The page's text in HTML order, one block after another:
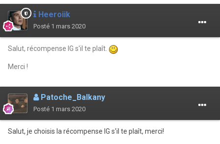
Heeroiik
Posté 1 mars 2020
Salut, récompense IG s'il te plaît.
Merci !
Patoche_Balkany
Posté 1 mars 2020
Salut, je choisis la récompense IG s'il te plaît, merci!